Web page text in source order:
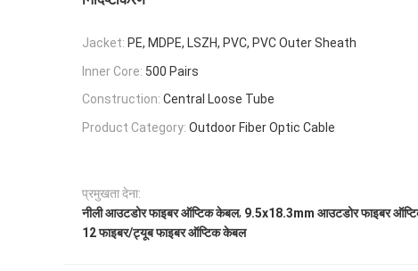
Jacket: PE, MDPE, LSZH, PVC, PVC Outer Sheath
Inner Core: 500 Pairs
Construction: Central Loose Tube
Product Category: Outdoor Fiber Optic Cable
प्रमुखता देना:
नीली आउटडोर फाइबर ऑप्टिक केबल, 9.5x18.3mm आउटडोर फाइबर
12 फाइबर/ट्यूब फाइबर ऑप्टिक केबल